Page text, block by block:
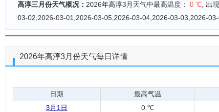
高淳三月份天气概况： 2026年高淳3月天气中最高温度： 0 ℃ , 出
03-02,2026-03-01,2026-03-05,2026-03-04,2026-03-03,2026-
2026年高淳3月份天气每日详情
日期
最高气温
3月1日
0 ℃